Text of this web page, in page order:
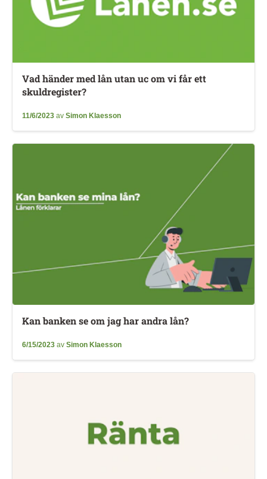
Vad händer med lån utan uc om vi får ett
skuldregister?
11/6/2023 av Simon Klaesson
Kan banken se om jag har andra lån?
6/15/2023 av Simon Klaesson